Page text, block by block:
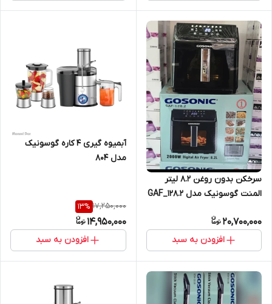
سرخکن بدون روغن 8.2 لیتر
المنت گوسونیک مدل GAF_128.2
20,700,000
افزودن به سبد
آبمیوه گیری 4 کاره گوسونیک
مدل 804
17,250,000
13%
14,950,000
افزودن به سبد